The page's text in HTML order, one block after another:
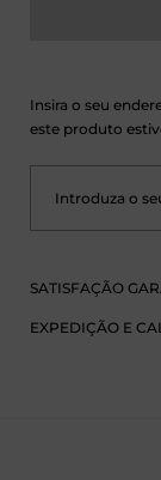
Insira o seu
este produto
SATISFAÇÃO
EXPEDIÇÃO E